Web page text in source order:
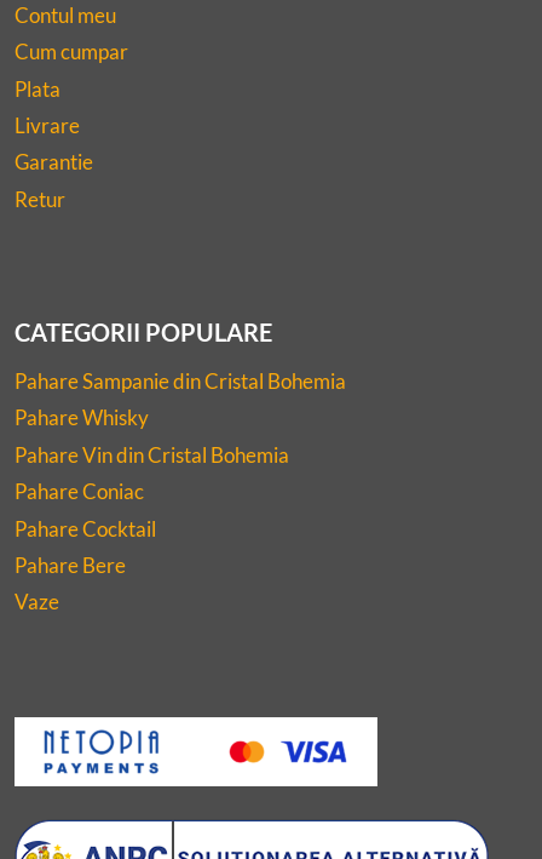
Contul meu
Cum cumpar
Plata
Livrare
Garantie
Retur
CATEGORII POPULARE
Pahare Sampanie din Cristal Bohemia
Pahare Whisky
Pahare Vin din Cristal Bohemia
Pahare Coniac
Pahare Cocktail
Pahare Bere
Vaze